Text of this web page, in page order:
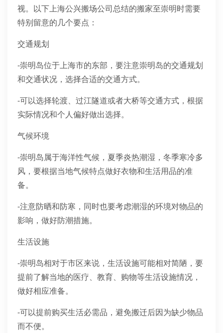
视。以下上海公兴搬场公司总结的搬家至崇明时需要
特别留意的几个要点：
交通规划
-崇明岛位于上海市的东部，要注意崇明岛的交通规划
和交通状况，选择合适的交通方式。
-可以选择轮渡、过江隧道或者大桥等交通方式，根据
实际情况和个人偏好做出选择。
气候环境
-崇明岛属于海洋性气候，夏季炎热潮湿，冬季寒冷多
风，要根据当地气候特点做好衣物和生活用品的准
备。
-注意防晒和防寒，同时也要考虑潮湿的环境对物品的
影响，做好防潮措施。
生活设施
-崇明岛相对于市区来说，生活设施可能相对简陋，要
提前了解当地的医疗、教育、购物等生活设施情况，
做好相应准备。
-可以提前购买生活必需品，避免搬迁后因为缺少物品
而不便。